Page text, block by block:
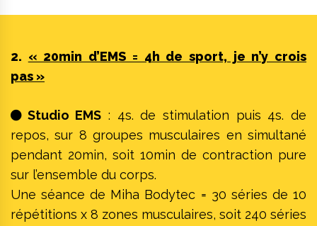
2. « 20min d’EMS = 4h de sport, je n’y crois
pas »
Studio EMS : 4s. de stimulation puis 4s. de
repos, sur 8 groupes musculaires en simultané
pendant 20min, soit 10min de contraction pure
sur l’ensemble du corps.
Une séance de Miha Bodytec = 30 séries de 10
répétitions x 8 zones musculaires, soit 240 séries